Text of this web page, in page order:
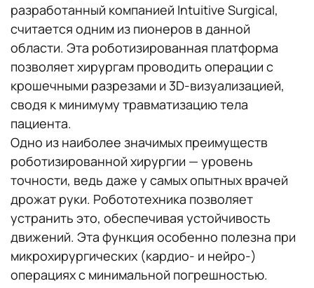
разработанный компанией Intuitive Surgical,
считается одним из пионеров в данной
области. Эта роботизированная платформа
позволяет хирургам проводить операции с
крошечными разрезами и 3D-визуализацией,
сводя к минимуму травматизацию тела
пациента.
Одно из наиболее значимых преимуществ
роботизированной хирургии — уровень
точности, ведь даже у самых опытных врачей
дрожат руки. Робототехника позволяет
устранить это, обеспечивая устойчивость
движений. Эта функция особенно полезна при
микрохирургических (кардио- и нейро-)
операциях с минимальной погрешностью.